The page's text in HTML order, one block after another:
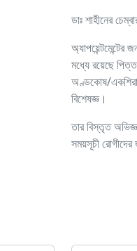
ডাঃ শাহীনের
মধ্যে রয়েছে
অণ্ডকোষ/একশিরা
বিশেষজ্ঞ।
তার বিস্তৃত
সময়সূচী রোগীদের